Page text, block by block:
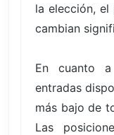
la elección,
cambian
En cuanto
entradas
más bajo de
Las